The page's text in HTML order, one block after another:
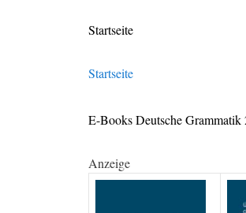
Startseite
Startseite
E-Books Deutsche Grammatik
Anzeige